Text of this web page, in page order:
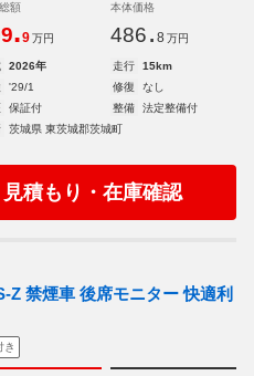
額
.9 万円
本体価格
486. 8 万円
2026年 走行
15km
'29/1 修復
なし
保証付 整備
法定整備付
茨城県 東茨城郡茨城町
見積もり・在庫確認
Z 禁煙車 後席モニター 快適利
き